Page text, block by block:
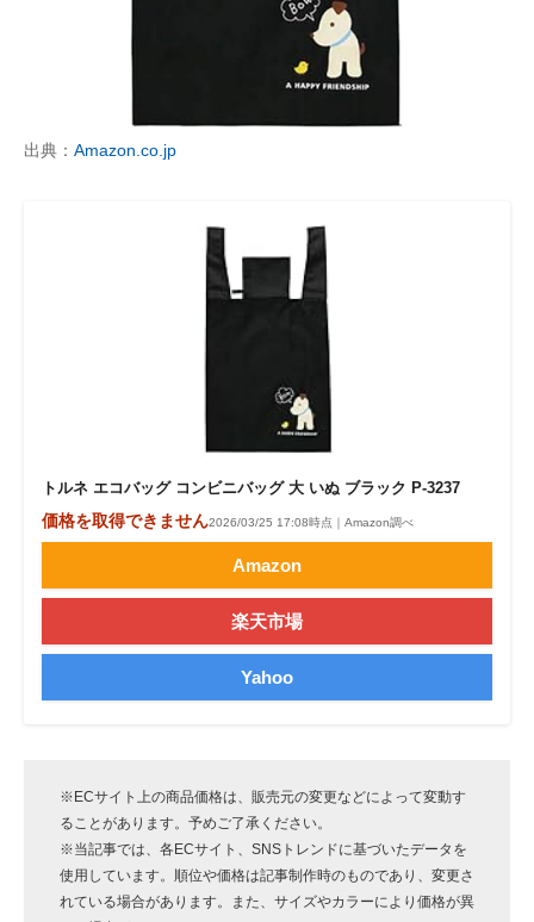
出典： Amazon.co.jp
トルネ エコバッグ コンビニバッグ 大 いぬ ブラック P-3237
価格を取得できません2026/03/25 17:08時点｜Amazon調べ
Amazon
楽天市場
Yahoo
※ECサイト上の商品価格は、販売元の変更などによって変動す
ることがあります。予めご了承ください。
※当記事では、各ECサイト、SNSトレンドに基づいたデータを
使用しています。順位や価格は記事制作時のものであり、変更さ
れている場合があります。また、サイズやカラーにより価格が異